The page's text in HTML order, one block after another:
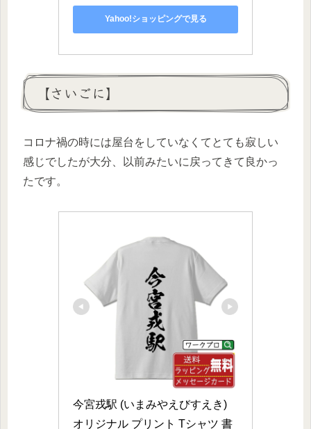
Yahoo!ショッピングで見る
【さいごに】
コロナ禍の時には屋台をしていなくてとても寂しい
感じでしたが大分、以前みたいに戻ってきて良かっ
たです。
今宮戎駅 (いまみやえびすえき)
オリジナル プリント Tシャツ 書